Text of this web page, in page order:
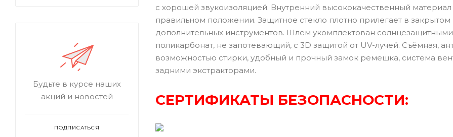
с хорошей звукоизоляцией. Внутренний высококачественный
правильном положении. Защитное стекло плотно прилегает в
дополнительных инструментов. Шлем укомплектован
поликарбонат, не запотевающий, с 3D защитой от UV-лучей. Съёмная,
возможностью стирки, удобный и прочный замок ремешка, система
задними экстракторами.
СЕРТИФИКАТЫ БЕЗОПАСНОСТИ:
Будьте в курсе наших
акций и новостей
ПОДПИСАТЬСЯ